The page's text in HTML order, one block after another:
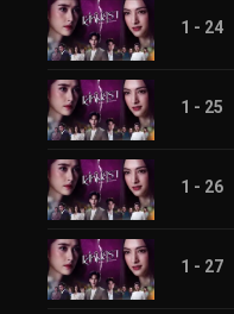
1 - 24
1 - 25
1 - 26
1 - 27